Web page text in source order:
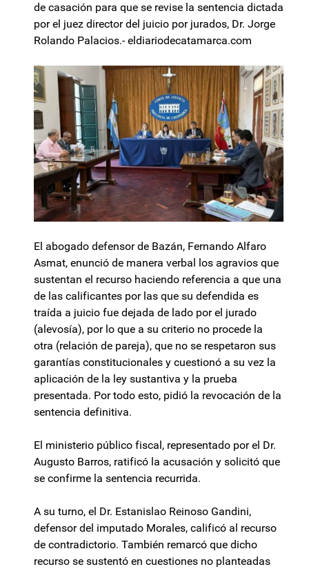
de casación para que se revise la sentencia dictada
por el juez director del juicio por jurados, Dr. Jorge
Rolando Palacios.- eldiariodecatamarca.com
El abogado defensor de Bazán, Fernando Alfaro
Asmat, enunció de manera verbal los agravios que
sustentan el recurso haciendo referencia a que una
de las calificantes por las que su defendida es
traída a juicio fue dejada de lado por el jurado
(alevosía), por lo que a su criterio no procede la
otra (relación de pareja), que no se respetaron sus
garantías constitucionales y cuestionó a su vez la
aplicación de la ley sustantiva y la prueba
presentada. Por todo esto, pidió la revocación de la
sentencia definitiva.
El ministerio público fiscal, representado por el Dr.
Augusto Barros, ratificó la acusación y solicitó que
se confirme la sentencia recurrida.
A su turno, el Dr. Estanislao Reinoso Gandini,
defensor del imputado Morales, calificó al recurso
de contradictorio. También remarcó que dicho
recurso se sustentó en cuestiones no planteadas